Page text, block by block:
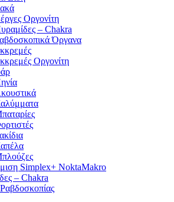
Οργονίτη
– Chakra
Όργανα
Οργονίτη
Simplex+ NoktaMakro
– Chakra